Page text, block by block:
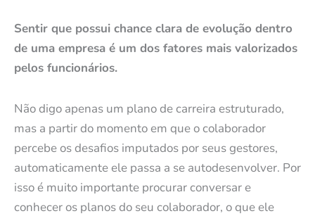
Sentir que possui chance clara de evolução dentro
de uma empresa é um dos fatores mais valorizados
pelos funcionários.
Não digo apenas um plano de carreira estruturado,
mas a partir do momento em que o colaborador
percebe os desafios imputados por seus gestores,
automaticamente ele passa a se autodesenvolver. Por
isso é muito importante procurar conversar e
conhecer os planos do seu colaborador, o que ele